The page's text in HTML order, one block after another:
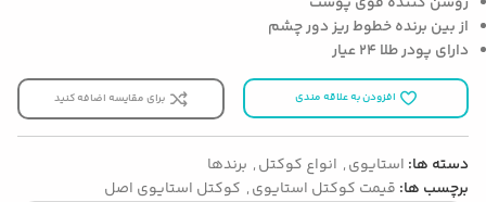
از بین برنده خطوط ریز دور چشم
دارای پودر طلا ۲۴ عیار
افزودن به علاقه مندی برای مقایسه اضافه کنید
دسته ها: استایوی, انواع کوکتل, برندها
برچسب ها: قیمت کوکتل استایوی, کوکتل استایوی اصل